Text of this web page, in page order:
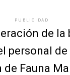
PUBLICIDAD
de la
personal de
Fauna